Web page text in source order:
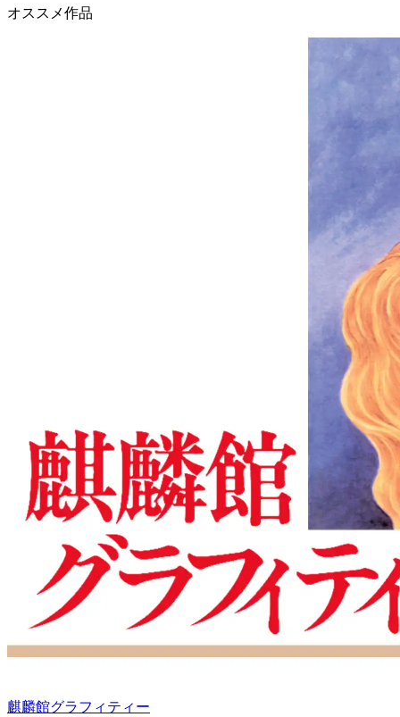
オススメ作品
麒麟館グラフィティー